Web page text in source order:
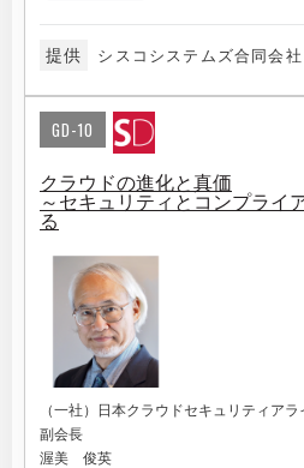
提供 シスコシステムズ合同会社
GD-10
クラウドの進化と真価
～セキュリティとコンプライ
る
（一社）日本クラウドセキュリティアラ
副会長
渥美 俊英